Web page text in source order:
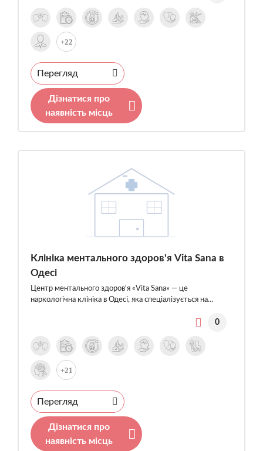
+22
Перегляд
Дізнатися про
наявність місць
Клініка ментального здоров'я Vita Sana в
Одесі
Центр ментального здоров'я «Vita Sana» — це
наркологічна клініка в Одесі, яка спеціалізується на…
0
+21
Перегляд
Дізнатися про
наявність місць